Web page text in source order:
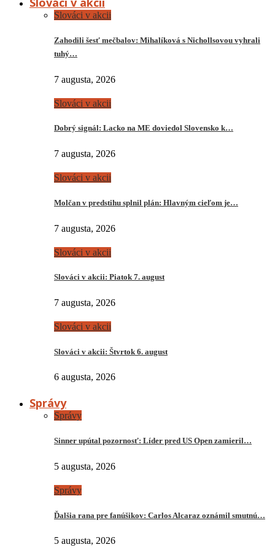
Slováci v akcii
Zahodili šesť mečbalov: Mihalíková s Nichollsovou vyhrali
tuhý…
7 augusta, 2026
Slováci v akcii
Dobrý signál: Lacko na ME doviedol Slovensko k…
7 augusta, 2026
Slováci v akcii
Molčan v predstihu splnil plán: Hlavným cieľom je…
7 augusta, 2026
Slováci v akcii
Slováci v akcii: Piatok 7. august
7 augusta, 2026
Slováci v akcii
Slováci v akcii: Štvrtok 6. august
6 augusta, 2026
Správy
Správy
Sinner upútal pozornosť: Líder pred US Open zamieril…
5 augusta, 2026
Správy
Ďalšia rana pre fanúšikov: Carlos Alcaraz oznámil smutnú…
5 augusta, 2026